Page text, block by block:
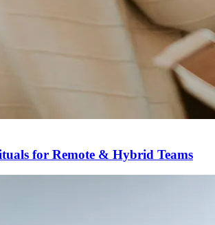
for Remote & Hybrid Teams